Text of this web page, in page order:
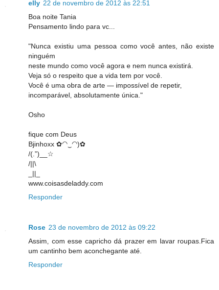
elly 22 de novembro de 2012 às 22:51
Boa noite Tania
Pensamento lindo para vc...
"Nunca existiu uma pessoa como você antes, não existe
ninguém
neste mundo como você agora e nem nunca existirá.
Veja só o respeito que a vida tem por você.
Você é uma obra de arte — impossível de repetir,
incomparável, absolutamente única."
Osho
fique com Deus
Bjinhoxx ✿◠‿◠)✿
/(.”)__☆
/||\
_||_
www.coisasdeladdy.com
Responder
Rose 23 de novembro de 2012 às 09:22
Assim, com esse capricho dá prazer em lavar roupas.Fica
um cantinho bem aconchegante até.
Responder